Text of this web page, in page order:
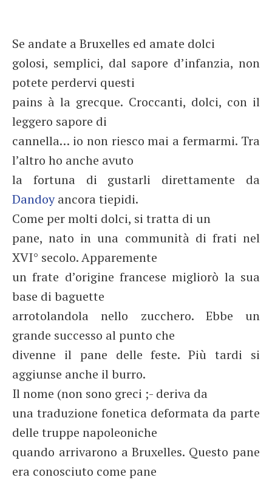
Se andate a Bruxelles ed amate dolci
golosi, semplici, dal sapore d’infanzia, non
potete perdervi questi
pains à la grecque. Croccanti, dolci, con il
leggero sapore di
cannella… io non riesco mai a fermarmi. Tra
l’altro ho anche avuto
la fortuna di gustarli direttamente da
Dandoyancora tiepidi.
Come per molti dolci, si tratta di un
pane, nato in una communità di frati nel
XVI° secolo. Apparemente
un frate d’origine francese migliorò la sua
base di baguette
arrotolandola nello zucchero. Ebbe un
grande successo al punto che
divenne il pane delle feste. Più tardi si
aggiunse anche il burro.
Il nome (non sono greci ;- deriva da
una traduzione fonetica deformata da parte
delle truppe napoleoniche
quando arrivarono a Bruxelles. Questo pane
era conosciuto come pane